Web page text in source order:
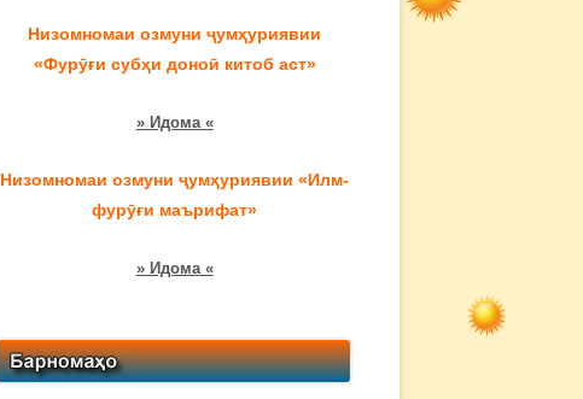
Низомномаи озмуни ҷумҳуриявии
«Фурӯғи субҳи доноӣ китоб аст»
» Идома «
Низомномаи озмуни ҷумҳуриявии «Илм-
фурӯғи маърифат»
» Идома «